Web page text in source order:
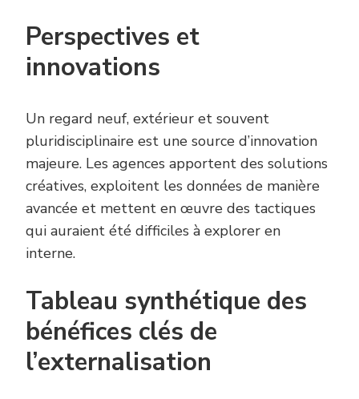
Perspectives et
innovations
Un regard neuf, extérieur et souvent
pluridisciplinaire est une source d’innovation
majeure. Les agences apportent des solutions
créatives, exploitent les données de manière
avancée et mettent en œuvre des tactiques
qui auraient été difficiles à explorer en
interne.
Tableau synthétique des
bénéfices clés de
l’externalisation